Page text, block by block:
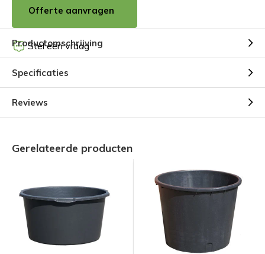
Offerte aanvragen
Stel een vraag
Productomschrijving
Specificaties
Reviews
Gerelateerde producten